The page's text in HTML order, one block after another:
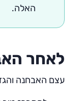
האלה.
לאחר
עצם האבחנה